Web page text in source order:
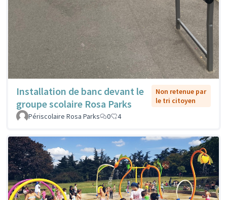
Installation de banc devant le
groupe scolaire Rosa Parks
Non retenue par
le tri citoyen
Périscolaire Rosa Parks
0 4